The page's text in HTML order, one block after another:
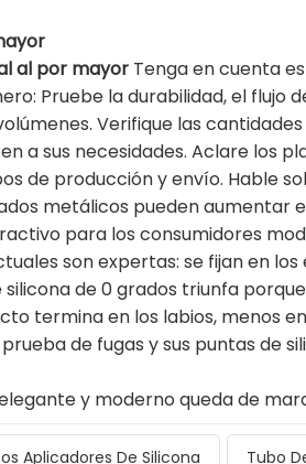
al por mayor Tenga en cuenta
Pruebe la durabilidad, el flujo
Verifique las
a sus necesidades. Aclare los
de producción y envío. Hable
metálicos pueden aumentar
para los consumidores
son expertas: se fijan en
de 0 grados triunfa
termina en los labios, menos
de fugas y sus puntas de
y moderno queda de
Aplicadores De Silicona Tubo